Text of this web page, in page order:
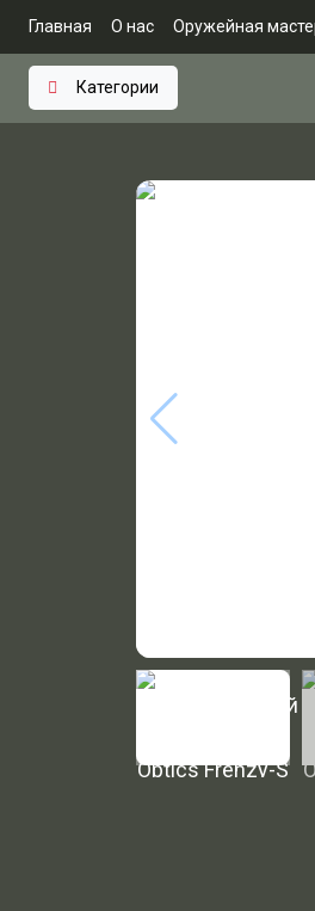
Главная О нас Оружейная
Категории